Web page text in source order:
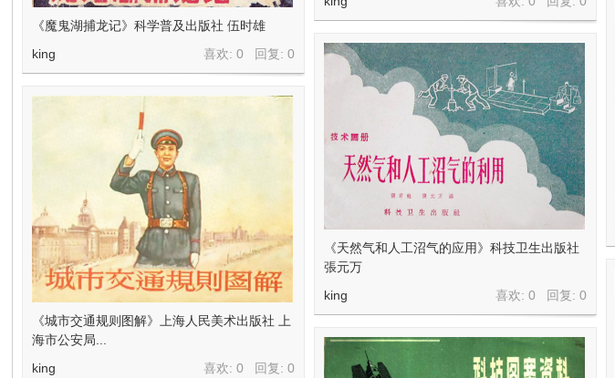
《魔鬼湖捕龙记》科学普及出版社 伍时雄
喜欢: 0 回复:0
king
《天然气和人工沼气的应用》科技卫生出版社
張元万
喜欢: 0 回复:0
king
《城市交通规则图解》上海人民美术出版社 上
海市公安局...
喜欢: 0 回复:0
king